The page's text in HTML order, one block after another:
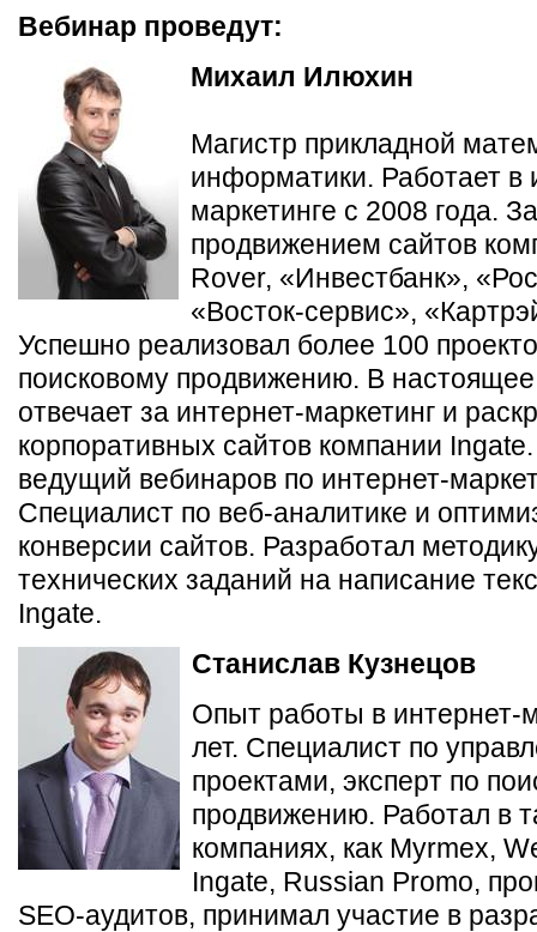
Вебинар проведут:
Михаил Илюхин
Магистр прикладной
информатики. Работает в
маркетинге c 2008 года.
продвижением сайтов
Rover, «Инвестбанк»,
«Восток-сервис»,
Успешно реализовал более 100
поисковому продвижению. В
отвечает за интернет-маркетинг и
корпоративных сайтов компании
ведущий вебинаров по интернет-
Специалист по веб-аналитике и
конверсии сайтов. Разработал
технических заданий на написание
Ingate.
Станислав Кузнецов
Опыт работы в интернет-
лет. Cпециалист по
проектами, эксперт по
продвижению. Работал в
компаниях, как Myrmex,
Ingate, Russian Promo,
SEO-аудитов, принимал участие в